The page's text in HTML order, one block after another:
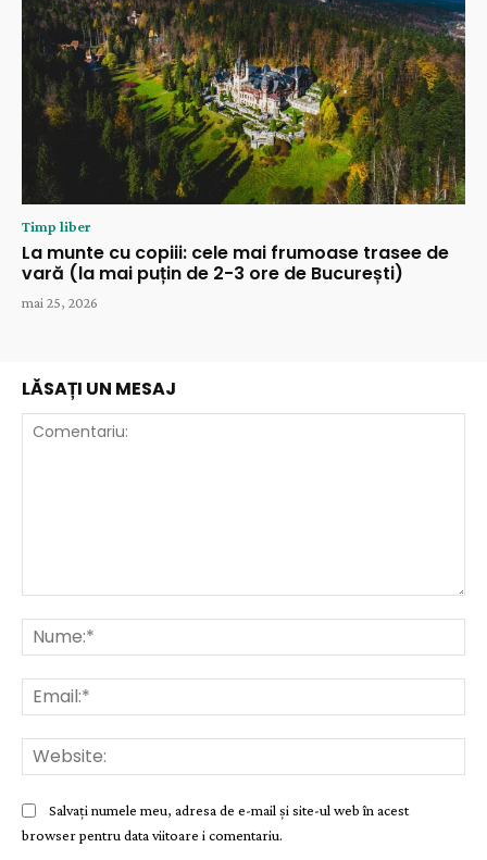
Timp liber
La munte cu copiii: cele mai frumoase trasee de
vară (la mai puțin de 2-3 ore de București)
mai 25, 2026
LĂSAȚI UN MESAJ
Salvați numele meu, adresa de e-mail și site-ul web în acest
browser pentru data viitoare i comentariu.